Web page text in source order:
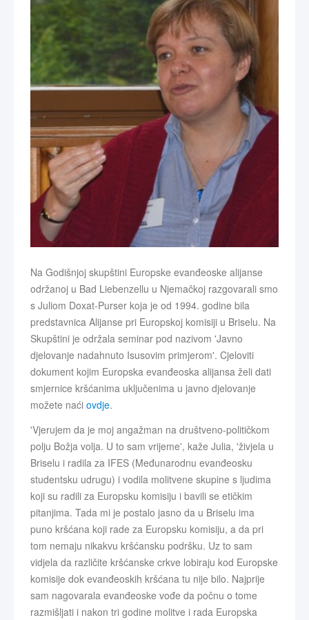
Na Godišnjoj skupštini Europske evanđeoske alijanse
održanoj u Bad Liebenzellu u Njemačkoj razgovarali smo
s Juliom Doxat-Purser koja je od 1994. godine bila
predstavnica Alijanse pri Europskoj komisiji u Briselu. Na
Skupštini je održala seminar pod nazivom 'Javno
djelovanje nadahnuto Isusovim primjerom'. Cjeloviti
dokument kojim Europska evanđeoska alijansa želi dati
smjernice kršćanima uključenima u javno djelovanje
možete naći ovdje.
'Vjerujem da je moj angažman na društveno-političkom
polju Božja volja. U to sam vrijeme', kaže Julia, 'živjela u
Briselu i radila za IFES (Međunarodnu evanđeosku
studentsku udrugu) i vodila molitvene skupine s ljudima
koji su radili za Europsku komisiju i bavili se etičkim
pitanjima. Tada mi je postalo jasno da u Briselu ima
puno kršćana koji rade za Europsku komisiju, a da pri
tom nemaju nikakvu kršćansku podršku. Uz to sam
vidjela da različite kršćanske crkve lobiraju kod Europske
komisije dok evanđeoskih kršćana tu nije bilo. Najprije
sam nagovarala evanđeoske vođe da počnu o tome
razmišljati i nakon tri godine molitve i rada Europska